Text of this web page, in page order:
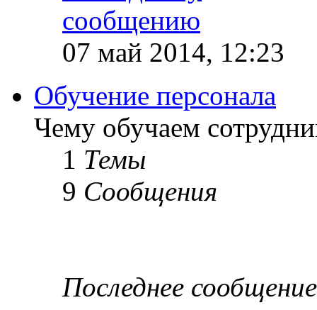
07 май 2014, 12:23
Обучение персонала
Чему обучаем
1 Темы
9 Сообщения
Последнее сообщение